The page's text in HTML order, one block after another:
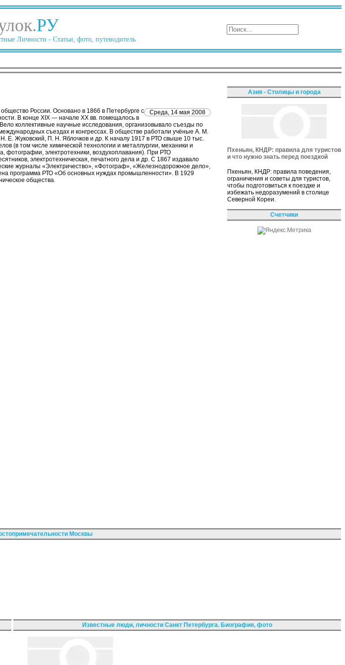
РУ
Личности - Статьи, фото, путеводитель
Среда, 14 мая 2008
России. Основано в 1866 в Петербурге с
В конце XIX — начале XX вв. помещалось в
коллективные научные исследования, организовывало съезды по
съездах и конгрессах. В обществе работали учёные А. М.
Жуковский, П. Н. Яблочков и др. К началу 1917 в РТО свыше 10 тыс.
(в том числе химической технологии и металлургии, механики и
фотографии, электротехники, воздухоплавания). При РТО
электротехническая, печатного дела и др. С 1867 издавало
журналы «Электричество», «Фотограф», «Железнодорожное дело»,
программа РТО «Об основных нуждах промышленности». В 1929
общества.
Азия - Столицы и города
Пхеньян, КНДР: правила для туристов
и что нужно знать перед поездкой
Пхеньян, КНДР: правила поведения,
ограничения и советы для туристов,
чтобы подготовиться к поездке и
избежать недоразумений в столице
Северной Кореи.
Счетчики
Москвы
Известные люди, личности Санкт Петербурга. Биография, фото